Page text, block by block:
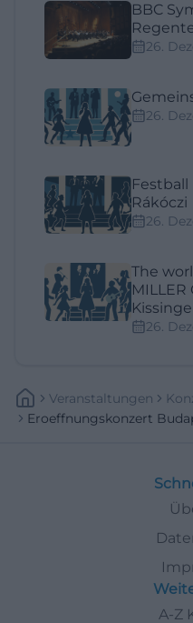
BBC
26.
26.
Rákóczi
26.
The
MILLER
26.
Veranstaltungen
Eroeffnungskonzert
A-Z